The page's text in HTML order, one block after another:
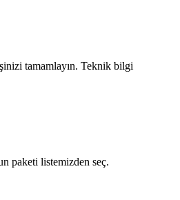
tamamlayın. Teknik bilgi
paketi listemizden seç.